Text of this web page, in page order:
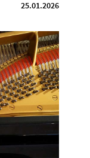
25.01.2026